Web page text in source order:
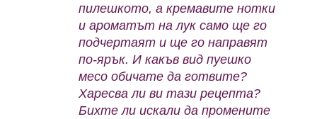
пилешкото, а кремавите нотки
и ароматът на лук само ще го
подчертаят и ще го направят
по-ярък. И какъв вид пуешко
месо обичате да готвите?
Харесва ли ви тази рецепта?
Бихте ли искали да промените